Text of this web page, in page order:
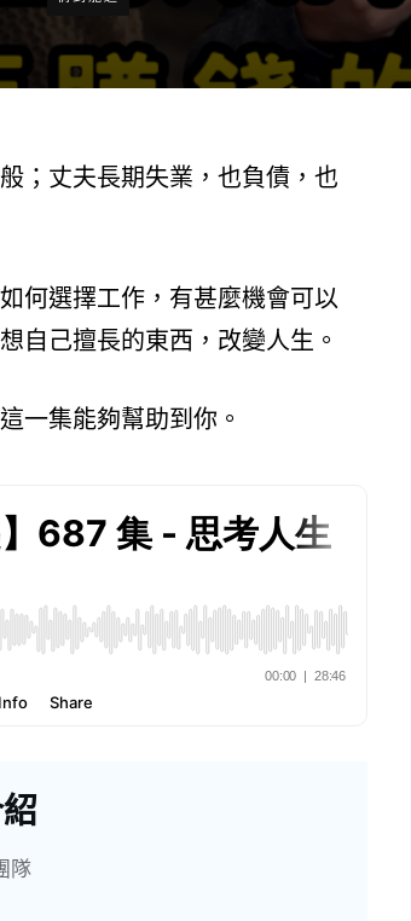
；丈夫長期失業，也負債，也
何選擇工作，有甚麼機會可以
自己擅長的東西，改變人生。
一集能夠幫助到你。
隊